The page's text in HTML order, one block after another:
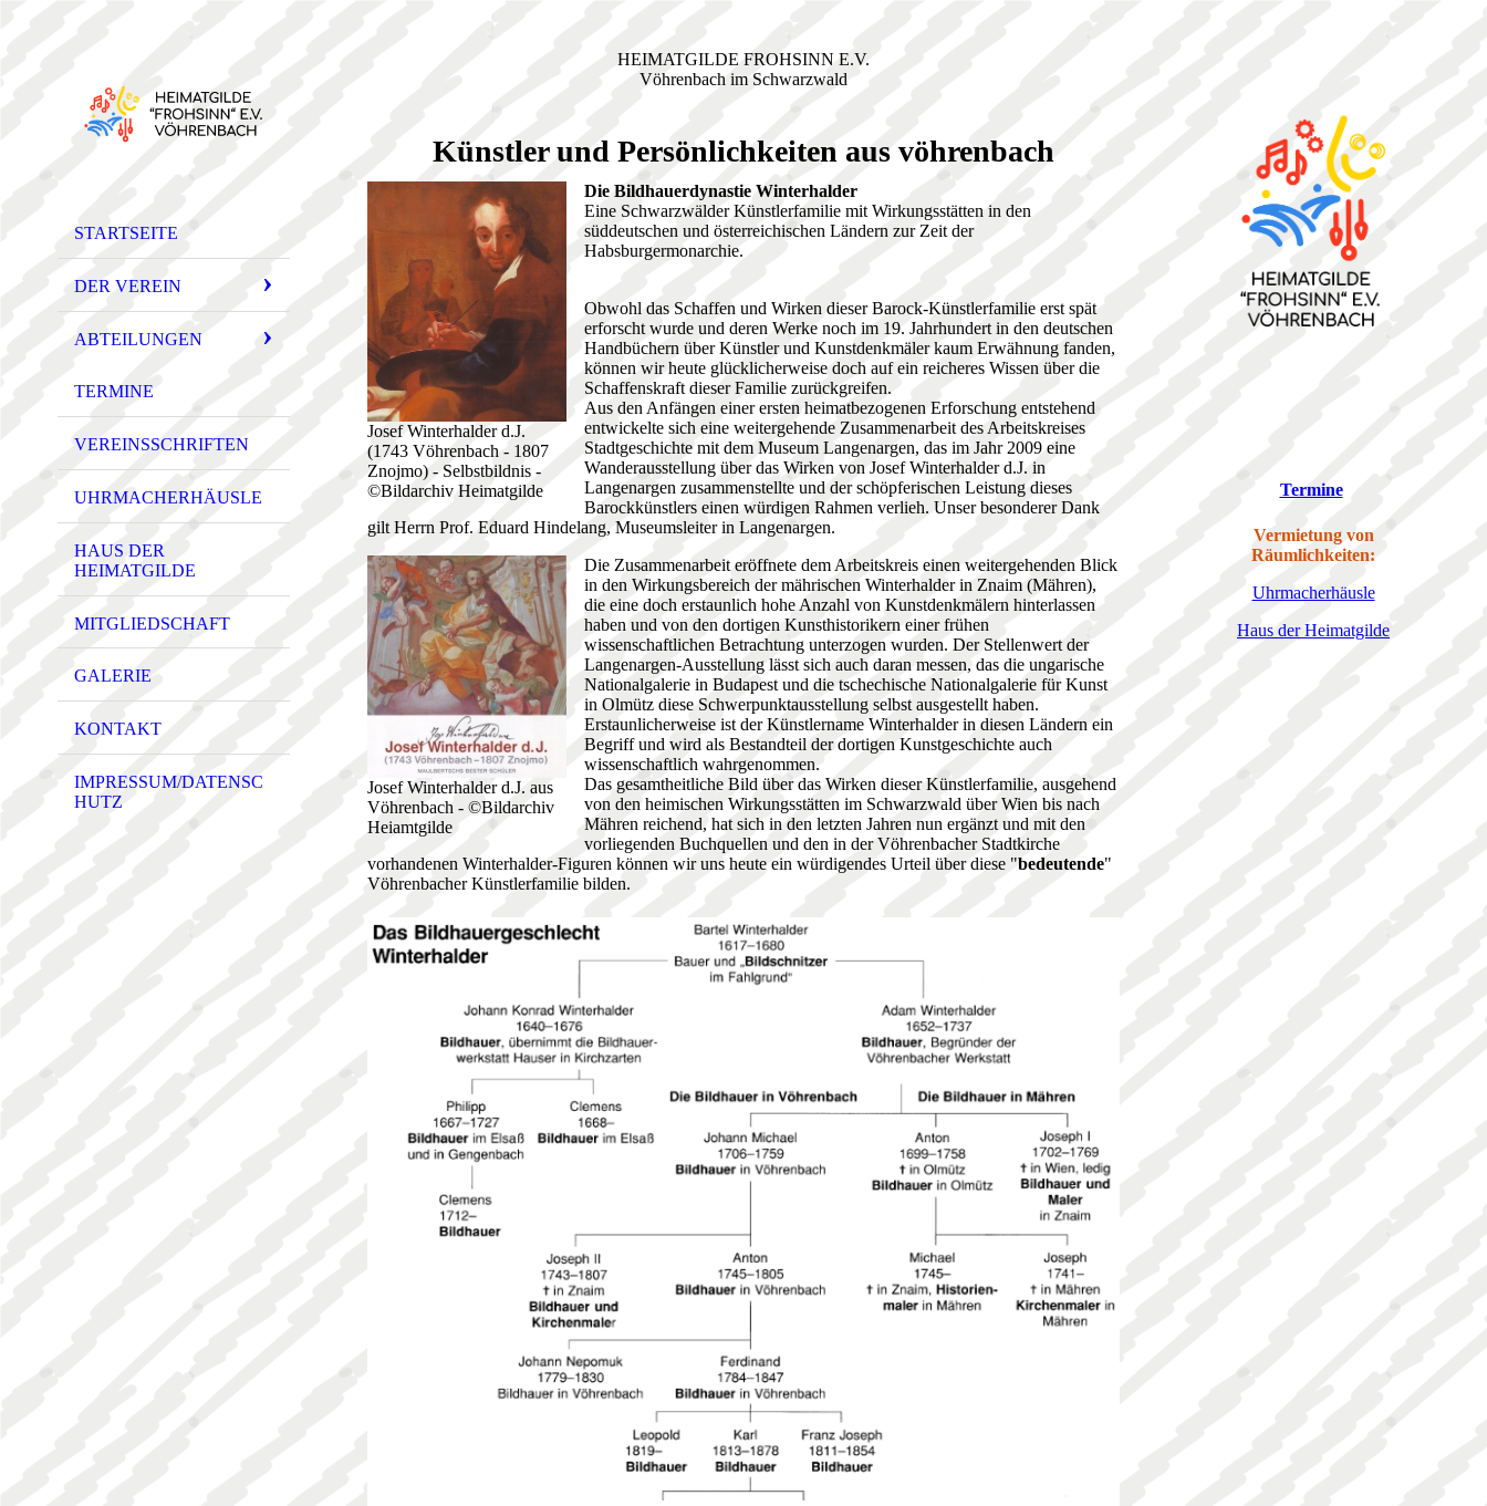
STARTSEITE
DER VEREIN
ABTEILUNGEN
TERMINE
VEREINSSCHRIFTEN
UHRMACHERHÄUSLE
HAUS DER
HEIMATGILDE
MITGLIEDSCHAFT
GALERIE
KONTAKT
IMPRESSUM/DATENSC
HUTZ
HEIMATGILDE FROHSINN E.V.
Vöhrenbach im Schwarzwald
Künstler und Persönlichkeiten aus vöhrenbach
Josef Winterhalder d.J.
(1743 Vöhrenbach - 1807
Znojmo) - Selbstbildnis -
©Bildarchiv Heimatgilde
Die Bildhauerdynastie Winterhalder
Eine Schwarzwälder Künstlerfamilie mit Wirkungsstätten in den
süddeutschen und österreichischen Ländern zur Zeit der
Habsburgermonarchie.
Obwohl das Schaffen und Wirken dieser Barock-Künstlerfamilie erst spät
erforscht wurde und deren Werke noch im 19. Jahrhundert in den deutschen
Handbüchern über Künstler und Kunstdenkmäler kaum Erwähnung fanden,
können wir heute glücklicherweise doch auf ein reicheres Wissen über die
Schaffenskraft dieser Familie zurückgreifen.
Aus den Anfängen einer ersten heimatbezogenen Erforschung entstehend
entwickelte sich eine weitergehende Zusammenarbeit des Arbeitskreises
Stadtgeschichte mit dem Museum Langenargen, das im Jahr 2009 eine
Wanderausstellung über das Wirken von Josef Winterhalder d.J. in
Langenargen zusammenstellte und der schöpferischen Leistung dieses
Barockkünstlers einen würdigen Rahmen verlieh. Unser besonderer Dank
gilt Herrn Prof. Eduard Hindelang, Museumsleiter in Langenargen.
Josef Winterhalder d.J. aus
Vöhrenbach - ©Bildarchiv
Heiamtgilde
Die Zusammenarbeit eröffnete dem Arbeitskreis einen weitergehenden Blick
in den Wirkungsbereich der mährischen Winterhalder in Znaim (Mähren),
die eine doch erstaunlich hohe Anzahl von Kunstdenkmälern hinterlassen
haben und von den dortigen Kunsthistorikern einer frühen
wissenschaftlichen Betrachtung unterzogen wurden. Der Stellenwert der
Langenargen-Ausstellung lässt sich auch daran messen, das die ungarische
Nationalgalerie in Budapest und die tschechische Nationalgalerie für Kunst
in Olmütz diese Schwerpunktausstellung selbst ausgestellt haben.
Erstaunlicherweise ist der Künstlername Winterhalder in diesen Ländern ein
Begriff und wird als Bestandteil der dortigen Kunstgeschichte auch
wissenschaftlich wahrgenommen.
Das gesamtheitliche Bild über das Wirken dieser Künstlerfamilie, ausgehend
von den heimischen Wirkungsstätten im Schwarzwald über Wien bis nach
Mähren reichend, hat sich in den letzten Jahren nun ergänzt und mit den
vorliegenden Buchquellen und den in der Vöhrenbacher Stadtkirche
vorhandenen Winterhalder-Figuren können wir uns heute ein würdigendes Urteil über diese "bedeutende"
Vöhrenbacher Künstlerfamilie bilden.
Termine
Vermietung von
Räumlichkeiten:
Uhrmacherhäusle
Haus der Heimatgilde